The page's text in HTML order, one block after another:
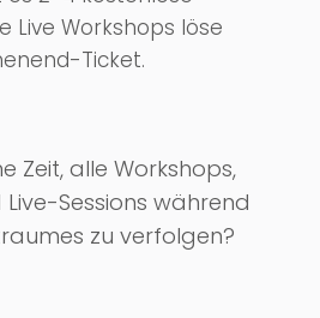
Live Workshops löse
Ticket.
Zeit, alle Workshops,
Sessions während
zu verfolgen?